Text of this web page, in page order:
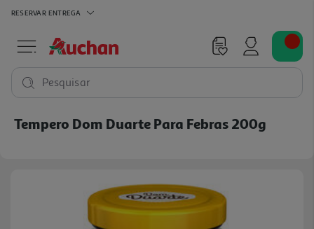
RESERVAR ENTREGA
Pesquisar
Tempero Dom Duarte Para Febras 200g